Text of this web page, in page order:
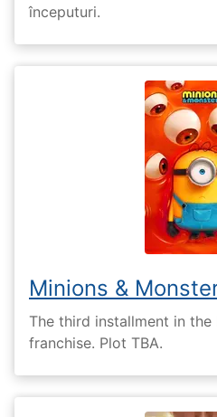
începuturi.
Minions &
The third installment in
franchise. Plot TBA.